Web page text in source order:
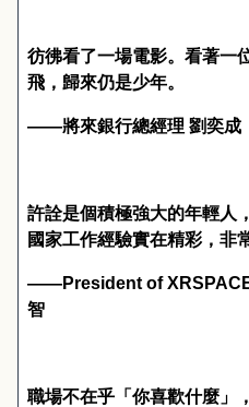
彷彿看了一場電影。看著一
飛，歸來仍是少年。
——將來銀行總經理 劉奕成
許詮是個積極強大的年輕人
國家工作經驗實在精彩，非
——President of
智
職場不在乎「你喜歡什麼」